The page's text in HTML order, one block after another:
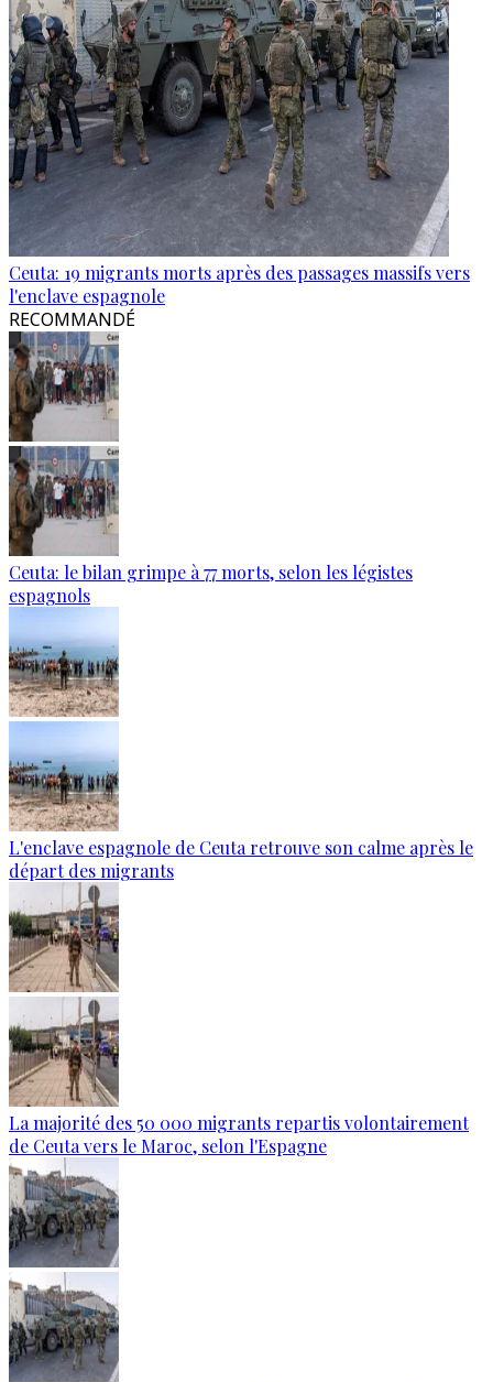
Ceuta: 19 migrants morts après des passages massifs vers
l'enclave espagnole
RECOMMANDÉ
Ceuta: le bilan grimpe à 77 morts, selon les légistes
espagnols
L'enclave espagnole de Ceuta retrouve son calme après le
départ des migrants
La majorité des 50 000 migrants repartis volontairement
de Ceuta vers le Maroc, selon l'Espagne